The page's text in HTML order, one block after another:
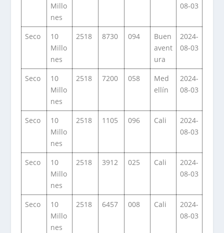
Millo
nes
08-03
Seco
10
Millo
nes
2518 8730 094
Buen
avent
ura
2024-
08-03
Seco
10
Millo
nes
2518 7200 058
Med
ellín
2024-
08-03
Seco
10
Millo
nes
2518 1105 096 Cali
2024-
08-03
Seco
10
Millo
nes
2518 3912 025 Cali
2024-
08-03
Seco
10
Millo
nes
2518 6457 008 Cali
2024-
08-03